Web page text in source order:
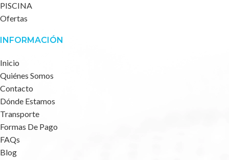
PISCINA
Ofertas
INFORMACIÓN
Inicio
Quiénes Somos
Contacto
Dónde Estamos
Transporte
Formas De Pago
FAQs
Blog